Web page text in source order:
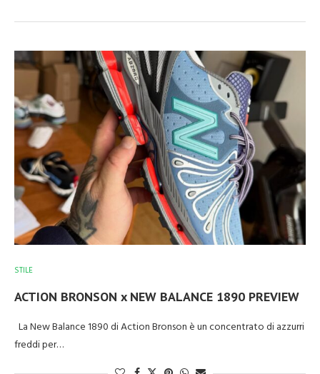
STILE
ACTION BRONSON x NEW BALANCE 1890 PREVIEW
La New Balance 1890 di Action Bronson è un concentrato di azzurri
freddi per…